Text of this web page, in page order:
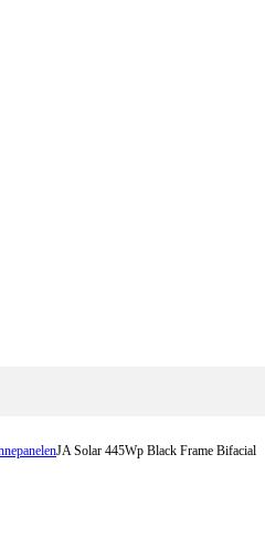
JA Solar 445Wp Black Frame Bifacial